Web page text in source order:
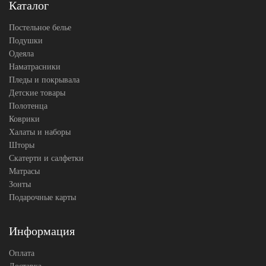
наволочек
Производитель
Каталог
Постельное белье
Подушки
Одеяла
Наматрасники
Пледы и покрывала
Детские товары
Полотенца
Коврики
Халаты и наборы
Шторы
Скатерти и салфетки
Матрасы
Зонты
Подарочные карты
Информация
Оплата